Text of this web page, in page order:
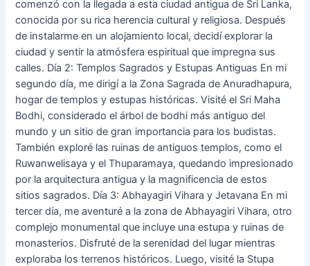
comenzó con la llegada a esta ciudad antigua de Sri Lanka,
conocida por su rica herencia cultural y religiosa. Después
de instalarme en un alojamiento local, decidí explorar la
ciudad y sentir la atmósfera espiritual que impregna sus
calles. Día 2: Templos Sagrados y Estupas Antiguas En mi
segundo día, me dirigí a la Zona Sagrada de Anuradhapura,
hogar de templos y estupas históricas. Visité el Sri Maha
Bodhi, considerado el árbol de bodhi más antiguo del
mundo y un sitio de gran importancia para los budistas.
También exploré las ruinas de antiguos templos, como el
Ruwanwelisaya y el Thuparamaya, quedando impresionado
por la arquitectura antigua y la magnificencia de estos
sitios sagrados. Día 3: Abhayagiri Vihara y Jetavana En mi
tercer día, me aventuré a la zona de Abhayagiri Vihara, otro
complejo monumental que incluye una estupa y ruinas de
monasterios. Disfruté de la serenidad del lugar mientras
exploraba los terrenos históricos. Luego, visité la Stupa